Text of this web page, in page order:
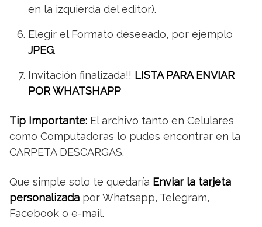
en la izquierda del editor).
Elegir el Formato deseeado, por ejemplo
JPEG.
Invitación finalizada!! LISTA PARA ENVIAR
POR WHATSHAPP
Tip Importante: El archivo tanto en Celulares
como Computadoras lo pudes encontrar en la
CARPETA DESCARGAS.
Que simple solo te quedaría Enviar la tarjeta
personalizada por Whatsapp, Telegram,
Facebook o e-mail.